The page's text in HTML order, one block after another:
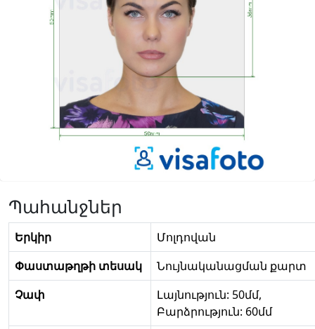
Պահանջներ
Երկիր
Մոլդովան
Փաստաթղթի տեսակ
Նույնականացման քարտ
Չափ
Լայնություն: 50մմ,
Բարձրություն: 60մմ